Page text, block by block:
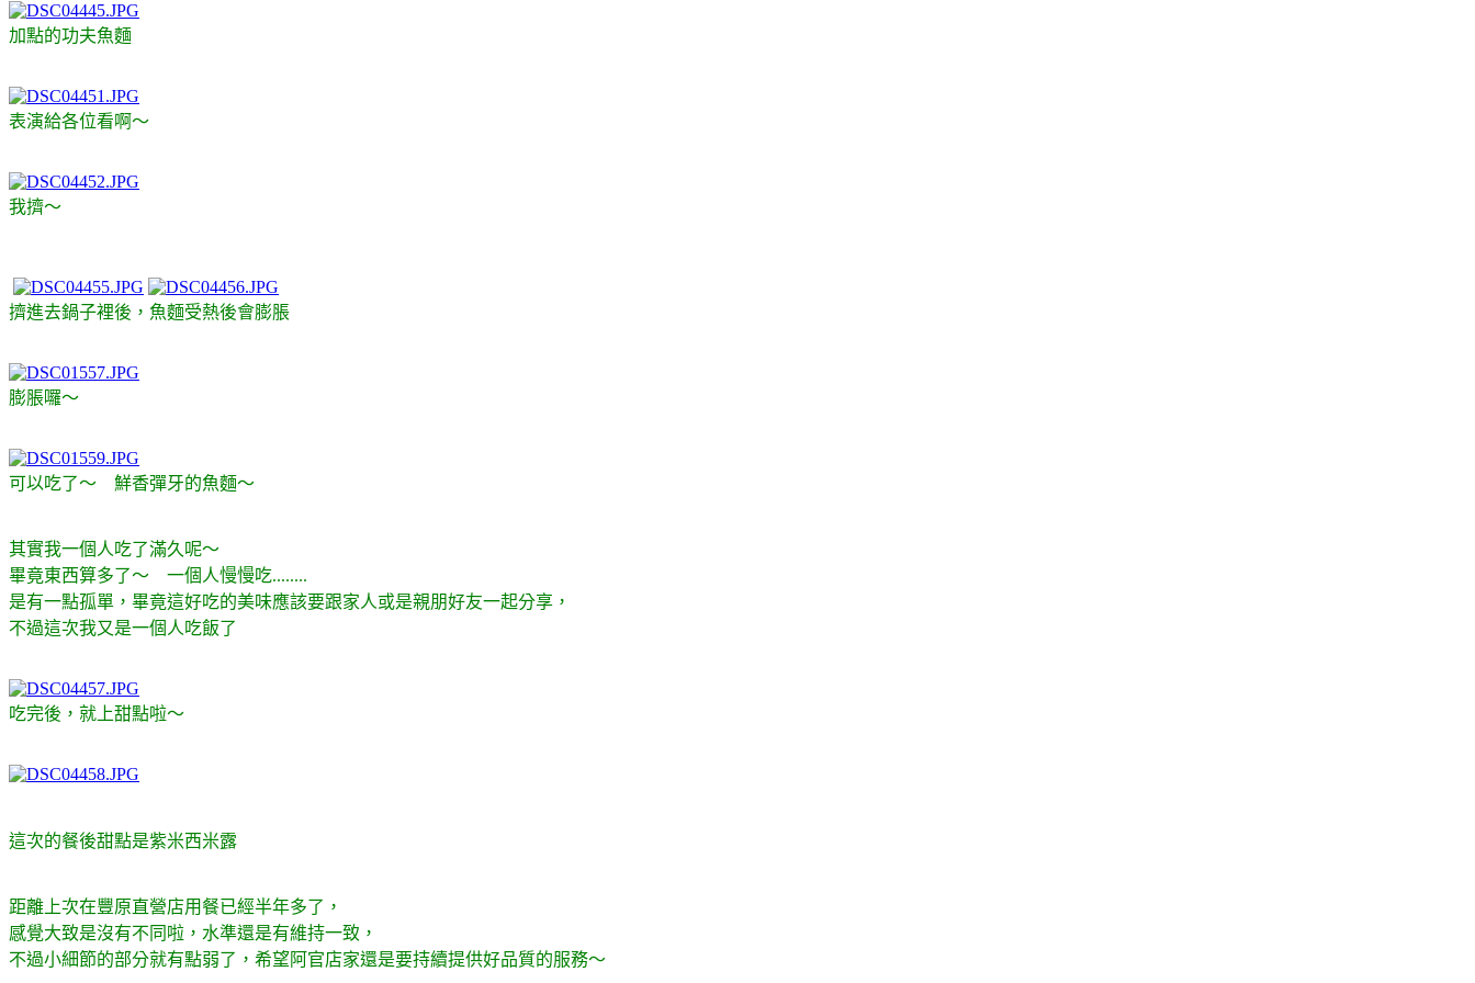
加點的功夫魚麵
表演給各位看啊～
我擠～
擠進去鍋子裡後，魚麵受熱後會膨脹
膨脹囉～
可以吃了～ 鮮香彈牙的魚麵～
其實我一個人吃了滿久呢～
畢竟東西算多了～ 一個人慢慢吃........
是有一點孤單，畢竟這好吃的美味應該要跟家人或是親朋好友一起分享，
不過這次我又是一個人吃飯了
吃完後，就上甜點啦～
這次的餐後甜點是紫米西米露
距離上次在豐原直營店用餐已經半年多了，
感覺大致是沒有不同啦，水準還是有維持一致，
不過小細節的部分就有點弱了，希望阿官店家還是要持續提供好品質的服務～